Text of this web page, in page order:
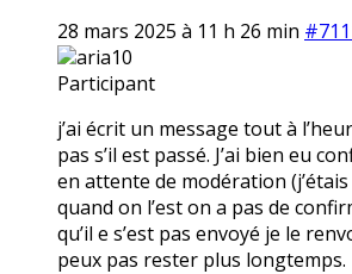
28 mars 2025 à 11 h 26 min
aria10
Participant
j’ai écrit un message tout à
pas s’il est passé. J’ai bien eu
en attente de modération
quand on l’est on a pas de
qu’il e s’est pas envoyé je le
peux pas rester plus longtemps.